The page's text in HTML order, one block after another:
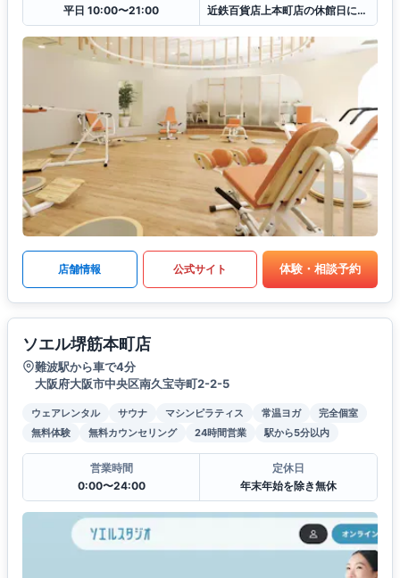
平日 10:00〜21:00
近鉄百貨店上本町店の休館日に準ずる
店舗情報 公式サイト 体験・相談予約
ソエル堺筋本町店
難波駅から車で4分
大阪府大阪市中央区南久宝寺町2-2-5
ウェアレンタル サウナ マシンピラティス 常温ヨガ
完全個室
無料体験
無料カウンセリング 24時間営業 駅から5分以内
営業時間
0:00〜24:00
定休日
年末年始を除き無休